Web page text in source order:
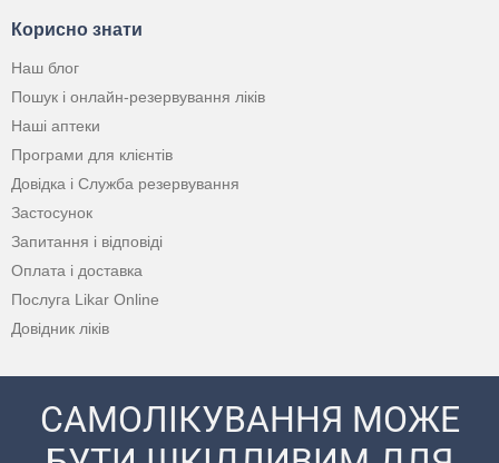
Корисно знати
Наш блог
Пошук і онлайн-резервування ліків
Наші аптеки
Програми для клієнтів
Довідка і Служба резервування
Застосунок
Запитання і відповіді
Оплата і доставка
Послуга Likar Online
Довідник ліків
САМОЛІКУВАННЯ МОЖЕ